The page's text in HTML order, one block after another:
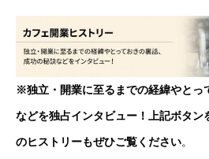
※独立・開業に至るまでの経緯やとっ
などを独占インタビュー！上記ボタン
のヒストリーもぜひご覧ください。